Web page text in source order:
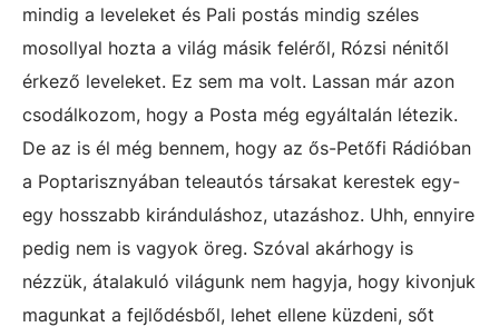
mindig a leveleket és Pali postás mindig széles
mosollyal hozta a világ másik feléről, Rózsi nénitől
érkező leveleket. Ez sem ma volt. Lassan már azon
csodálkozom, hogy a Posta még egyáltalán létezik.
De az is él még bennem, hogy az ős-Petőfi Rádióban
a Poptarisznyában teleautós társakat kerestek egy-
egy hosszabb kiránduláshoz, utazáshoz. Uhh, ennyire
pedig nem is vagyok öreg. Szóval akárhogy is
nézzük, átalakuló világunk nem hagyja, hogy kivonjuk
magunkat a fejlődésből, lehet ellene küzdeni, sőt